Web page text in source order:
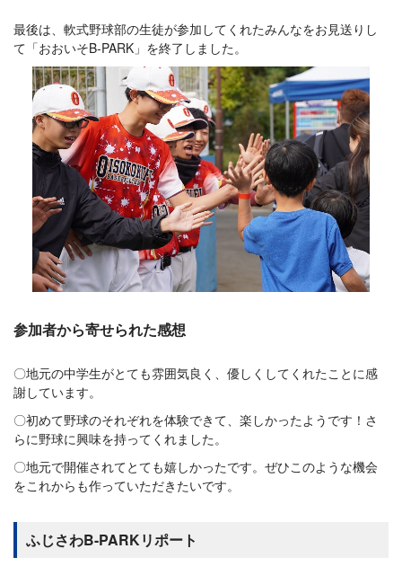
最後は、軟式野球部の生徒が参加してくれたみんなをお見送りし
て「おおいそB-PARK」を終了しました。
参加者から寄せられた感想
〇地元の中学生がとても雰囲気良く、優しくしてくれたことに感
謝しています。
〇初めて野球のそれぞれを体験できて、楽しかったようです！さ
らに野球に興味を持ってくれました。
〇地元で開催されてとても嬉しかったです。ぜひこのような機会
をこれからも作っていただきたいです。
ふじさわB-PARKリポート